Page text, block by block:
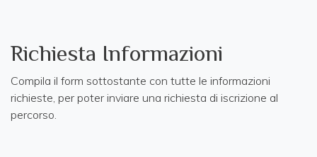
Richiesta Informazioni
Compila il form sottostante con tutte le informazioni
richieste, per poter inviare una richiesta di iscrizione al
percorso.